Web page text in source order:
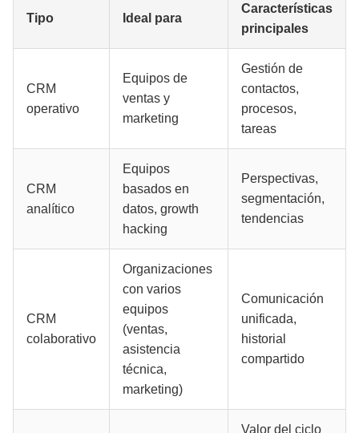
Tipo Ideal para
Características
principales
CRM
operativo
Equipos de
ventas y
marketing
Gestión de
contactos,
procesos,
tareas
CRM
analítico
Equipos
basados en
datos, growth
hacking
Perspectivas,
segmentación,
tendencias
CRM
colaborativo
Organizaciones
con varios
equipos
(ventas,
asistencia
técnica,
marketing)
Comunicación
unificada,
historial
compartido
Valor del ciclo